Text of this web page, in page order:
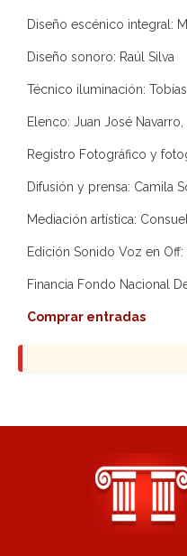
Diseño escénico integral:
Diseño sonoro: Raúl Silva
Técnico iluminación:
Elenco: Juan José
Registro Fotográfico y
Difusión y prensa: Camila
Mediación artística:
Edición Sonido Voz en Off:
Financia Fondo Nacional
Comprar entradas